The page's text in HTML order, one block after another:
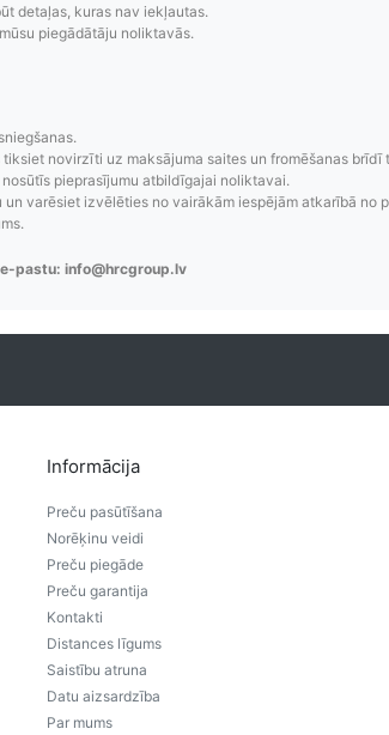
order u.c.
detaļas, kuras nav iekļautas.
piegādātāju noliktavās.
novirzīti uz maksājuma saites un fromēšanas brīdī
pieprasījumu atbildīgajai noliktavai.
varēsiet izvēlēties no vairākām iespējām atkarībā no
pastu: info@hrcgroup.lv
Informācija
Preču pasūtīšana
Norēķinu veidi
Preču piegāde
Preču garantija
Kontakti
Distances līgums
Saistību atruna
Datu aizsardzība
Par mums